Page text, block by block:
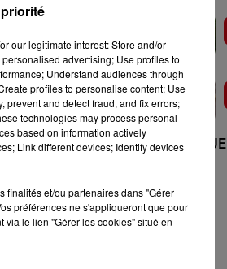
artiste vient
moment,
ce type
un signal
de sa
et
un morceau
+ DE MUSIQUE
our legitimate interest: Store and/or
advertising; Use profiles to
Understand audiences through
profiles to personalise content; Use
prevent and detect fraud, and fix errors;
technologies may process personal
based on information actively
Link different devices; Identify devices
finalités et/ou partenaires dans "Gérer
préférences ne s'appliqueront que pour
via le lien "Gérer les cookies" situé en